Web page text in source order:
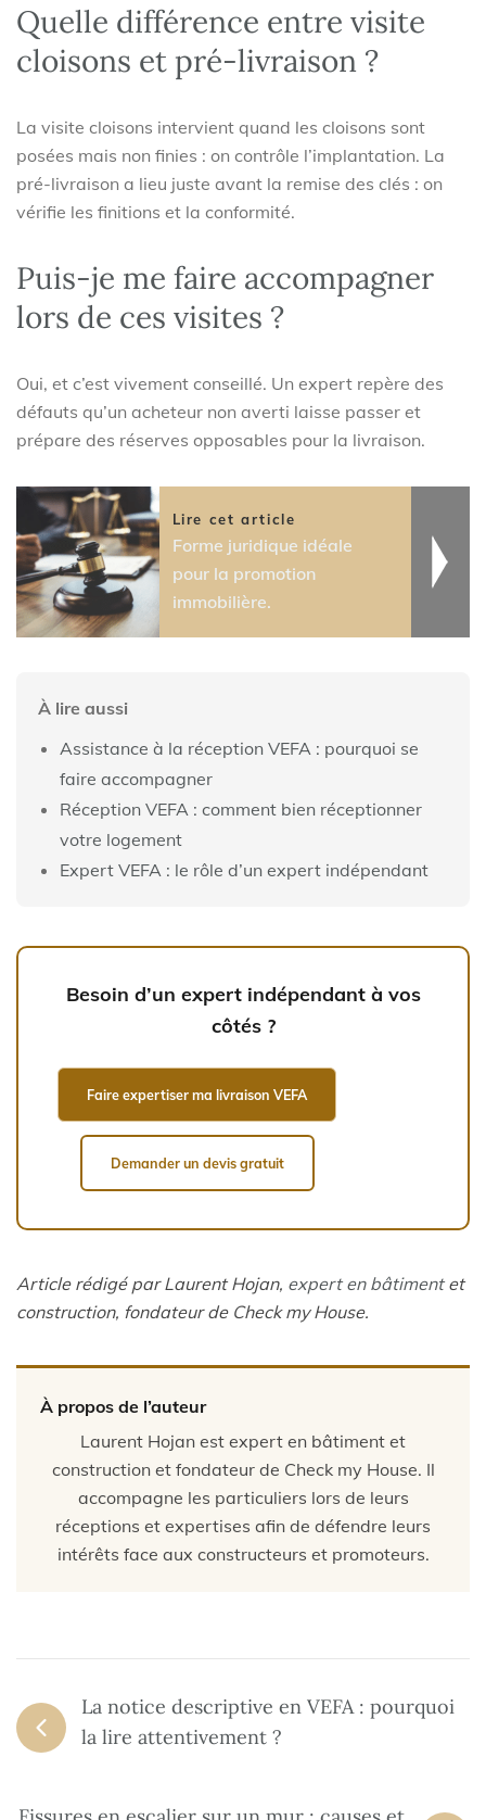
Quelle différence entre visite
cloisons et pré-livraison ?
La visite cloisons intervient quand les cloisons sont
posées mais non finies : on contrôle l’implantation. La
pré-livraison a lieu juste avant la remise des clés : on
vérifie les finitions et la conformité.
Puis-je me faire accompagner
lors de ces visites ?
Oui, et c’est vivement conseillé. Un expert repère des
défauts qu’un acheteur non averti laisse passer et
prépare des réserves opposables pour la livraison.
Lire cet article
Forme juridique idéale
pour la promotion
immobilière.
À lire aussi
Assistance à la réception VEFA : pourquoi se
faire accompagner
Réception VEFA : comment bien réceptionner
votre logement
Expert VEFA : le rôle d’un expert indépendant
Besoin d’un expert indépendant à vos
côtés ?
Faire expertiser ma livraison VEFA
Demander un devis gratuit
Article rédigé par Laurent Hojan, expert en bâtimentet
construction, fondateur de Check my House.
À propos de l’auteur
Laurent Hojan est expert en bâtiment et
construction et fondateur de Check my House. Il
accompagne les particuliers lors de leurs
réceptions et expertises afin de défendre leurs
intérêts face aux constructeurs et promoteurs.
La notice descriptive en VEFA : pourquoi
la lire attentivement ?